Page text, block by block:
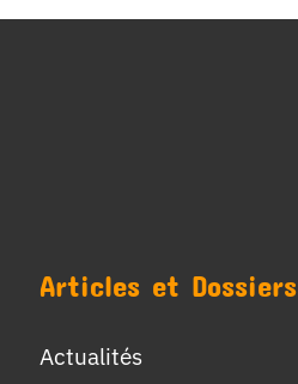
Articles et Dossiers
Actualités